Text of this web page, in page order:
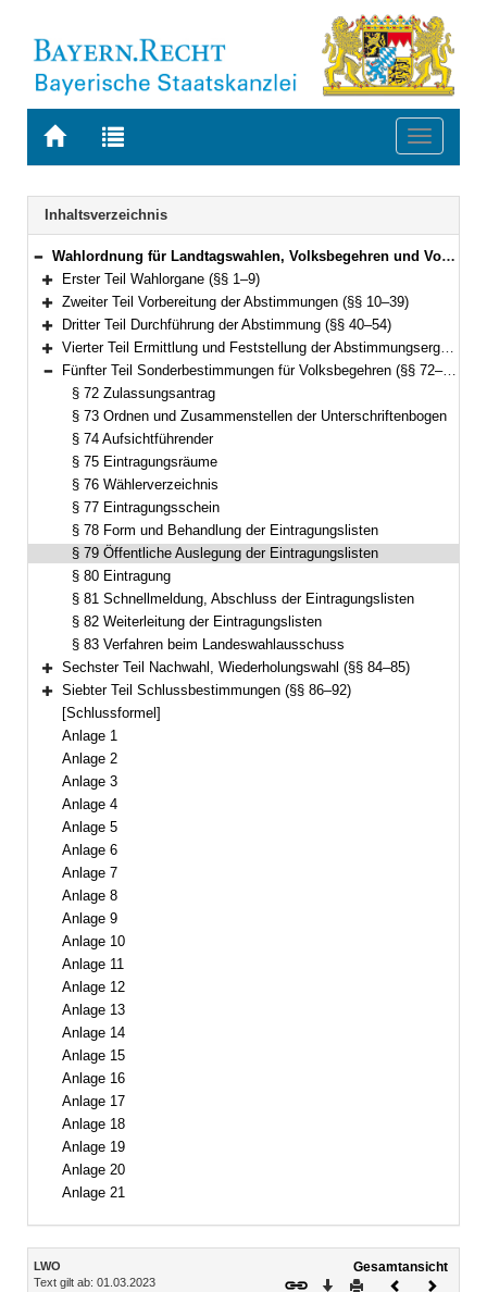
Zur
BAYERN.RECHT
Zur
letzten
Suche
Toggle
Navigation
Inhaltsverzeichnis
Bereich reduzieren
Wahlordnung für Landtagswahlen, Volksbegehren und Volksentscheide (Landeswahlordnung – LWO) Vom 16. Februar 2003 (GVBl. S. 62) BayRS 111-1-1-I (§§ 1–92)
Bereich erweitern
Erster Teil Wahlorgane (§§ 1–9)
Bereich erweitern
Zweiter Teil Vorbereitung der Abstimmungen (§§ 10–39)
Bereich erweitern
Dritter Teil Durchführung der Abstimmung (§§ 40–54)
Bereich erweitern
Vierter Teil Ermittlung und Feststellung der Abstimmungsergebnisse (§§ 55–71)
Bereich reduzieren
Fünfter Teil Sonderbestimmungen für Volksbegehren (§§ 72–83)
§ 72 Zulassungsantrag
§ 73 Ordnen und Zusammenstellen der Unterschriftenbogen
§ 74 Aufsichtführender
§ 75 Eintragungsräume
§ 76 Wählerverzeichnis
§ 77 Eintragungsschein
§ 78 Form und Behandlung der Eintragungslisten
§ 79 Öffentliche Auslegung der Eintragungslisten
§ 80 Eintragung
§ 81 Schnellmeldung, Abschluss der Eintragungslisten
§ 82 Weiterleitung der Eintragungslisten
§ 83 Verfahren beim Landeswahlausschuss
Bereich erweitern
Sechster Teil Nachwahl, Wiederholungswahl (§§ 84–85)
Bereich erweitern
Siebter Teil Schlussbestimmungen (§§ 86–92)
[Schlussformel]
Anlage 1
Anlage 2
Anlage 3
Anlage 4
Anlage 5
Anlage 6
Anlage 7
Anlage 8
Anlage 9
Anlage 10
Anlage 11
Anlage 12
Anlage 13
Anlage 14
Anlage 15
Anlage 16
Anlage 17
Anlage 18
Anlage 19
Anlage 20
Anlage 21
Inhalt
LWO
Text gilt ab: 01.03.2023
Gesamtansicht
Download
DruckenVorheriges